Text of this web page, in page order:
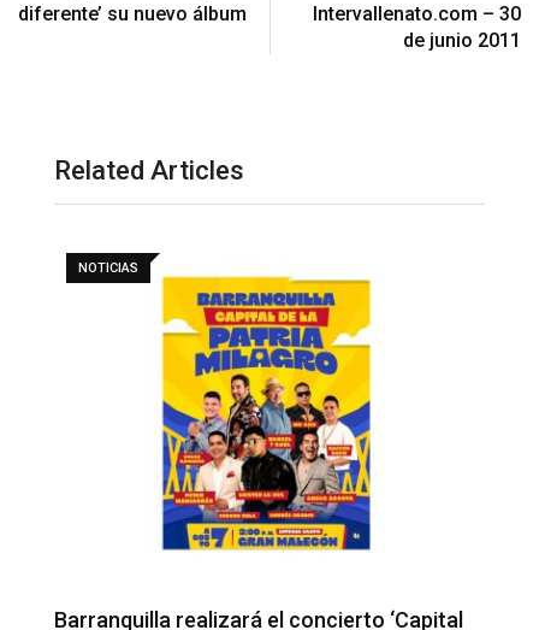
diferente’ su nuevo álbum
Intervallenato.com – 30
de junio 2011
Related Articles
NOTICIAS
Barranquilla realizará el concierto ‘Capital